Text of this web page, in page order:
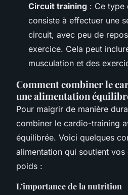
Circuit training : Ce type
consiste à effectuer une
circuit, avec peu de
exercice. Cela peut
musculation et des
Comment combiner le
une alimentation
Pour maigrir de manière
combiner le cardio-training
équilibrée. Voici quelques
alimentation qui soutient
poids :
L’importance de la nutrition